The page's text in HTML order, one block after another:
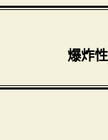
爆炸